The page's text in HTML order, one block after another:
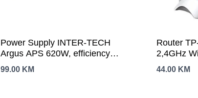
Power Supply INTER-TECH
Argus APS 620W, efficiency
86.3%, dual rail (30A/30A), 120
mm silent fan with automatic
99.00 KM
Router
2,4GHz
x 10/
10/
44.00 KM